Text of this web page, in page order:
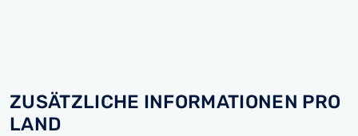
ZUSÄTZLICHE INFORMATIONEN PRO
LAND